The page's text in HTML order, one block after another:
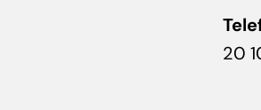
20